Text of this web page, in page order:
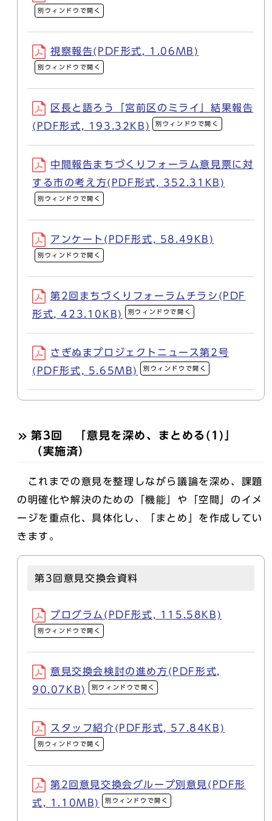
別ウィンドウで開く
視察報告(PDF形式, 1.06MB)
別ウィンドウで開く
区長と語ろう「宮前区のミライ」結果報告
(PDF形式, 193.32KB)
別ウィンドウで開く
中間報告まちづくりフォーラム意見票に対
する市の考え方(PDF形式, 352.31KB)
別ウィンドウで開く
アンケート(PDF形式, 58.49KB)
別ウィンドウで開く
第2回まちづくりフォーラムチラシ(PDF
形式, 423.10KB)
別ウィンドウで開く
さぎぬまプロジェクトニュース第2号
(PDF形式, 5.65MB)
別ウィンドウで開く
第3回 「意見を深め、まとめる(1)」
（実施済）
これまでの意見を整理しながら議論を深め、課題
の明確化や解決のための「機能」や「空間」のイメ
ージを重点化、具体化し、「まとめ」を作成してい
きます。
第3回意見交換会資料
プログラム(PDF形式, 115.58KB)
別ウィンドウで開く
意見交換会検討の進め方(PDF形式,
90.07KB)
別ウィンドウで開く
スタッフ紹介(PDF形式, 57.84KB)
別ウィンドウで開く
第2回意見交換会グループ別意見(PDF形
式, 1.10MB)
別ウィンドウで開く